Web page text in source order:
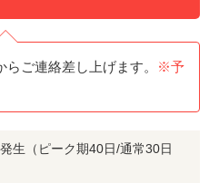
ご連絡差し上げます。
※予
生（ピーク期40日/通常30日